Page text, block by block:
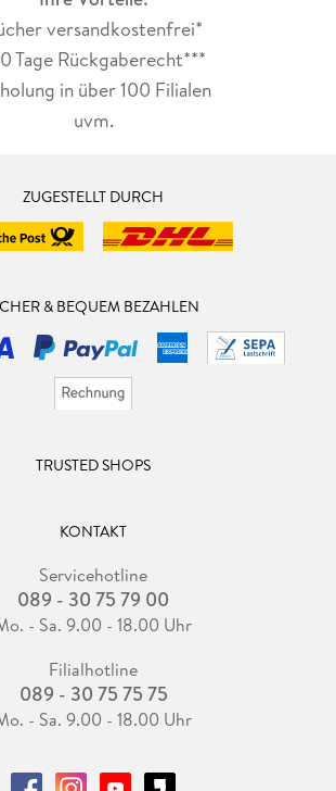
versandkostenfrei*
Tage Rückgaberecht***
in über 100 Filialen
uvm.
ZUGESTELLT DURCH
& BEQUEM BEZAHLEN
TRUSTED SHOPS
KONTAKT
Servicehotline
089 - 30 75 79 00
- Sa. 9.00 - 18.00 Uhr
Filialhotline
089 - 30 75 75 75
- Sa. 9.00 - 18.00 Uhr